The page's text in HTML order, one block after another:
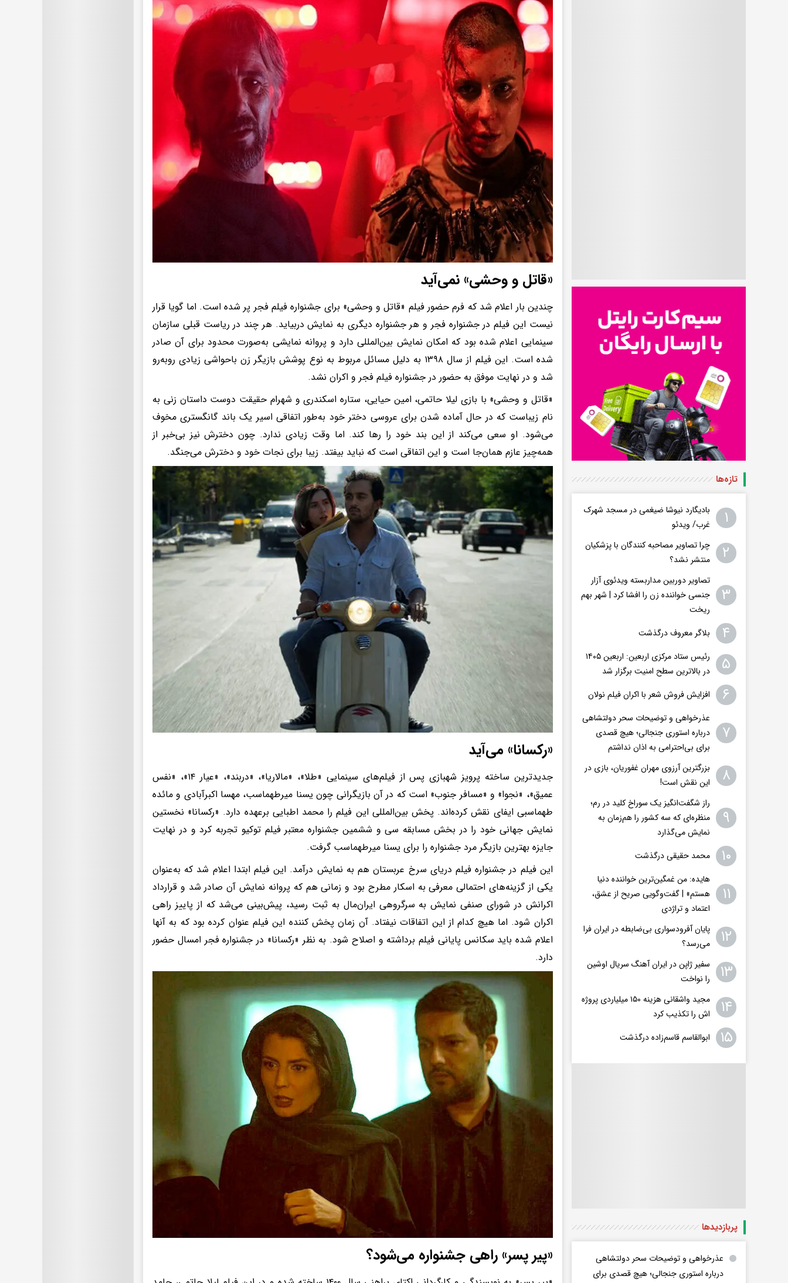
«قاتل و وحشی» نمی‌آید
چندین بار اعلام شد که فرم حضور فیلم «قاتل و وحشی» برای جشنواره فیلم فجر پر شده است. اما گویا قرار
نیست این فیلم در جشنواره فجر و هر جشنواره دیگری به نمایش دربیاید. هر چند در ریاست قبلی سازمان
سینمایی اعلام شده بود که امکان نمایش بین‌المللی دارد و پروانه نمایشی به‌صورت محدود برای آن صادر
شده است. این فیلم از سال ۱۳۹۸ به دلیل مسائل مربوط به نوع پوشش بازیگر زن باحواشی زیادی روبه‌رو
شد و در نهایت موفق به حضور در جشنواره فیلم فجر و اکران نشد.
«قاتل و وحشی» با بازی لیلا حاتمی، امین حیایی، ستاره اسکندری و شهرام حقیقت دوست داستان زنی به
نام زیباست که در حال آماده شدن برای عروسی دختر خود به‌طور اتفاقی اسیر یک باند گانگستری مخوف
می‌شود. او سعی می‌کند از این بند خود را رها کند. اما وقت زیادی ندارد. چون دخترش نیز بی‌خبر از
همه‌چیز عازم همان‌جا است و این اتفاقی است که نباید بیفتد. زیبا برای نجات خود و دخترش می‌جنگد.
«رکسانا» می‌آید
جدیدترین ساخته پرویز شهبازی پس از فیلم‌های سینمایی «طلا»، «مالاریا»، «دربند»، «عیار ۱۴»، «نفس
عمیق»، «نجوا» و «مسافر جنوب» است که در آن بازیگرانی چون یسنا میرطهماسب، مهسا اکبرآبادی و مائده
طهماسبی ایفای نقش کرده‌اند. پخش بین‌المللی این فیلم را محمد اطبایی برعهده دارد. «رکسانا» نخستین
نمایش جهانی خود را در بخش مسابقه سی و ششمین جشنواره معتبر فیلم توکیو تجربه کرد و در نهایت
جایزه بهترین بازیگر مرد جشنواره را برای یسنا میرطهماسب گرفت.
این فیلم در جشنواره فیلم دریای سرخ عربستان هم به نمایش درآمد. این فیلم ابتدا اعلام شد که به‌عنوان
یکی از گزینه‌های احتمالی معرفی به اسکار مطرح بود و زمانی هم که پروانه نمایش آن صادر شد و قرارداد
اکرانش در شورای صنفی نمایش به سرگروهی ایران‌مال به ثبت رسید، پیش‌بینی می‌شد که از پاییز راهی
اکران شود. اما هیچ کدام از این اتفاقات نیفتاد. آن زمان پخش کننده این فیلم عنوان کرده بود که به آنها
اعلام شده باید سکانس پایانی فیلم برداشته و اصلاح شود. به نظر «رکسانا» در جشنواره فجر امسال حضور
دارد.
«پیر پسر» راهی جشنواره می‌شود؟
تازه‌ها
۱
بادیگارد نیوشا ضیغمی در مسجد شهرک
غرب/ ویدئو
۲
چرا تصاویر مصاحبه کنندگان با پزشکیان
منتشر نشد؟
۳
تصاویر دوربین مداربسته ویدئوی آزار
جنسی خواننده زن را افشا کرد | شهر بهم
ریخت
۴ بلاگر معروف درگذشت
۵
رئیس ستاد مرکزی اربعین: اربعین ۱۴۰۵
در بالاترین سطح امنیت برگزار شد
۶ افزایش فروش شعر با اکران فیلم نولان
۷
عذرخواهی و توضیحات سحر دولتشاهی
درباره استوری جنجالی؛ هیچ قصدی
برای بی‌احترامی به اذان نداشتم
۸
بزرگترین آرزوی مهران غفوریان، بازی در
این نقش است!
۹
راز شگفت‌انگیز یک سوراخ کلید در رم؛
منظره‌ای که سه کشور را هم‌زمان به
نمایش می‌گذارد
۱۰ محمد حقیقی درگذشت
۱۱
هایده: من غمگین‌ترین خواننده دنیا
هستم» | گفت‌وگویی صریح از عشق،
اعتماد و تراژدی
۱۲
پایان آفرودسواری بی‌ضابطه در ایران فرا
می‌رسد؟
۱۳
سفیر ژاپن در ایران آهنگ سریال اوشین
را نواخت
۱۴
مجید واشقانی هزینه ۱۵۰ میلیاردی پروژه
اش را تکذیب کرد
۱۵ ابوالقاسم قاسم‌زاده درگذشت
پربازدید‌ها
عذرخواهی و توضیحات سحر دولتشاهی
درباره استوری جنجالی؛ هیچ قصدی برای